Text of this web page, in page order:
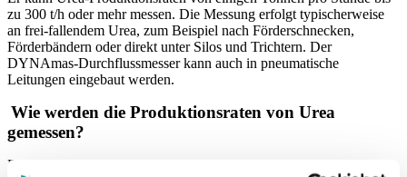
zu 300 t/h oder mehr messen. Die Messung erfolgt typischerweise
an frei-fallendem Urea, zum Beispiel nach Förderschnecken,
Förderbändern oder direkt unter Silos und Trichtern. Der
DYNAmas-Durchflussmesser kann auch in pneumatische
Leitungen eingebaut werden.
Wie werden die Produktionsraten von Urea
gemessen?
Der DYNAmas-Sensor zeichnet sich durch eine geschlossene und